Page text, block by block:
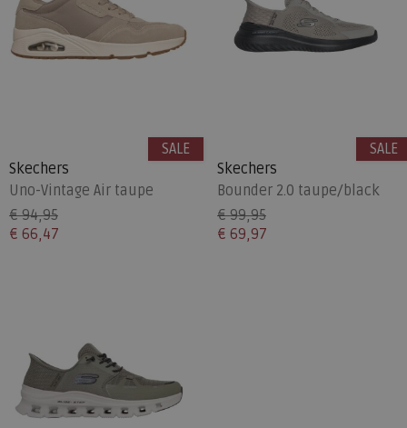
Skechers
Uno-Vintage Air taupe
€ 94,95
€ 66,47
SALE
Skechers
Bounder 2.0 taupe/black
€ 99,95
€ 69,97
SALE